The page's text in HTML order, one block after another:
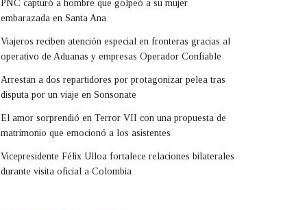
PNC capturó a hombre que golpeó a su mujer
embarazada en Santa Ana
Viajeros reciben atención especial en fronteras gracias al
operativo de Aduanas y empresas Operador Confiable
Arrestan a dos repartidores por protagonizar pelea tras
disputa por un viaje en Sonsonate
El amor sorprendió en Terror VII con una propuesta de
matrimonio que emocionó a los asistentes
Vicepresidente Félix Ulloa fortalece relaciones bilaterales
durante visita oficial a Colombia